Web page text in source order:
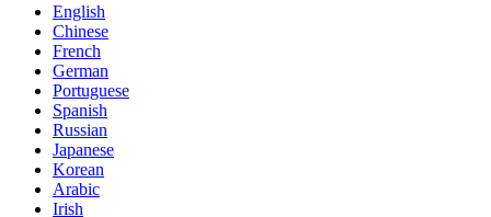
English
Chinese
French
German
Portuguese
Spanish
Russian
Japanese
Korean
Arabic
Irish